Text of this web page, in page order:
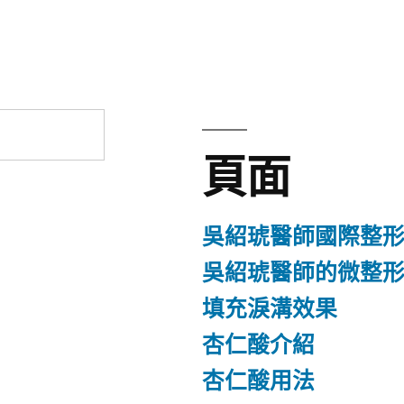
頁面
吳紹琥醫師國際整
吳紹琥醫師的微整
填充淚溝效果
杏仁酸介紹
杏仁酸用法